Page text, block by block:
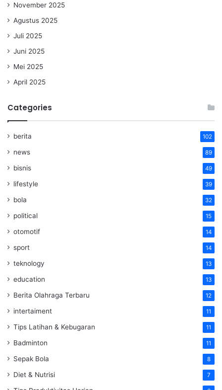
November 2025
Agustus 2025
Juli 2025
Juni 2025
Mei 2025
April 2025
Categories
berita 102
news 89
bisnis 49
lifestyle 39
bola 32
political 15
otomotif 14
sport 14
teknology 13
education 13
Berita Olahraga Terbaru 12
intertaiment 11
Tips Latihan & Kebugaran 11
Badminton 11
Sepak Bola 8
Diet & Nutrisi 7